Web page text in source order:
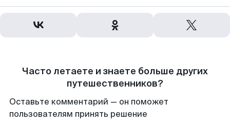
Часто летаете и знаете больше других
путешественников?
Оставьте комментарий — он поможет
пользователям принять решение